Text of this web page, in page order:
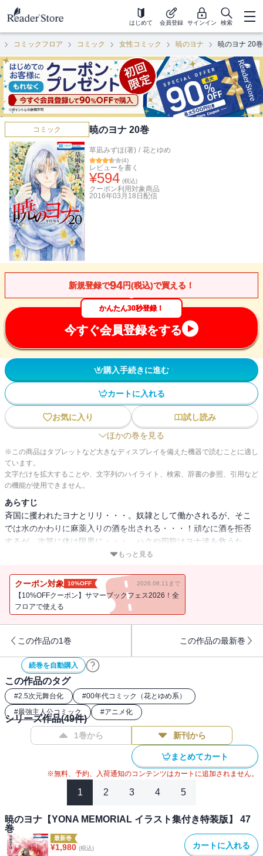
はじめて 会員登録 サインイン 検索
コミックフロア コミック 女性コミック 暁のヨナ 暁のヨナ 20巻
コミック 暁のヨナ 20巻
草凪みずほ(著) / 花とゆめ
(4)
レビューを書く
¥594 (税込)
クーポン利用対象商品
2016年03月18日 配信
新規登録で94円(税込)で買える！
かんたん30秒登録！
今すぐ会員登録をする
購入手続きに進む
カートに入れる
お気に入り
試し読み
ほかの巻を見る
※この商品はタブレットなど大きなディスプレイを備えた機器で読むことに適し
ています。
文字だけを拡大することや、文字列のハイライト、検索、辞書の参照、引用など
の機能が使用できません。
あらすじ
斉国に攫われたヨナとリリ・・・。奴隷として働かされるが、そこ
では水のかわりに麻薬入りの酒を出される・・・！頑なに酒を拒否
するが、次第に体は限界に・・・。ハクや四龍はヨナ達を救うた
め、二手に分かれて斉に潜入を計る。一方、斉国の調査のため、ス
もっと見る
クーポン対象 10%OFF 2026.08.11まで
【10%OFFクーポン】サマーブックフェス2026！全
フロアで使える
この作品の1巻 この作品の最新巻
続巻を自動購入
この作品のタグ
#2.5次元舞台化 #00年代コミック（花とゆめ系）
#最強主人公コミック #アニメ化
シリーズ作品(49件)
1巻から 新刊から
まとめてカート
※無料、予約、入荷通知のコンテンツはカートに追加されません。
1 2 3 4 5
暁のヨナ【YONA MEMORIAL イラスト集付き特装版】 47
巻
最新巻
¥1,980 (税込) カートに入れる